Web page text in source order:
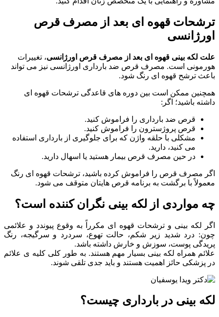
ترشحات قهوه ای بعد از مصرف قرص
اورژانسی
علت لکه بینی قهوه ای بعد از مصرف قرص اورژانسی، تغییرات
هورمونی است. مصرف قرص ضد بارداری اورژانسی نیز می تواند
باعث ترشح قهوه ای رنگ شود.
همچنین ممکن است بین دوره های قاعدگی ترشحات قهوه ای
داشته باشید؛ اگر:
قرص ضد بارداری را فراموش کنید.
قرص پروژسترون را فراموش کنید.
مشکلی با حلقه واژن که برای جلوگیری از بارداری استفاده
می کنید، دارید.
در حین مصرف قرص بیمار هستید یا اسهال دارید.
اگر مصرف قرص را فراموش کرده باشید، ترشحات قهوه ‌ای رنگ
معمولاً با برگشت به برنامه قرص‌ هایتان متوقف می ‌شود.
چه مواردی از لکه بینی نگران کننده است؟
اگر لکه بینی و ترشحات قهوه ای مکرراً به وقوع پیوندد و علائمی
چون: درد شدید زیر شکم، حالت تهوع، سردرد و سرگیجه، رنگ
پریدگی پوست، سوزش و خارش داشته باشد.
علائم همراه لکه بینی بسیار مهم هستند. به طور کلی کلیه ی علائم
در پزشکی حائز اهمیت هستند و باید جدی تلقی شوند.
لکه بینی در بارداری چیست؟